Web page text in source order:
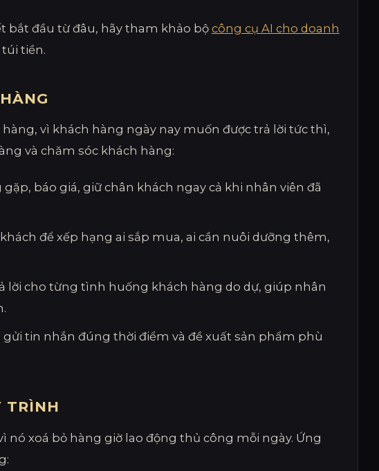
bắt đầu từ đâu, hãy tham khảo bộ công cụ AI cho doanh
tiền.
vì khách hàng ngày nay muốn được trả lời tức thì,
và chăm sóc khách hàng:
báo giá, giữ chân khách ngay cả khi nhân viên đã
để xếp hạng ai sắp mua, ai cần nuôi dưỡng thêm,
lời cho từng tình huống khách hàng do dự, giúp nhân
gửi tin nhắn đúng thời điểm và đề xuất sản phẩm phù
TRÌNH
xoá bỏ hàng giờ lao động thủ công mỗi ngày. Ứng